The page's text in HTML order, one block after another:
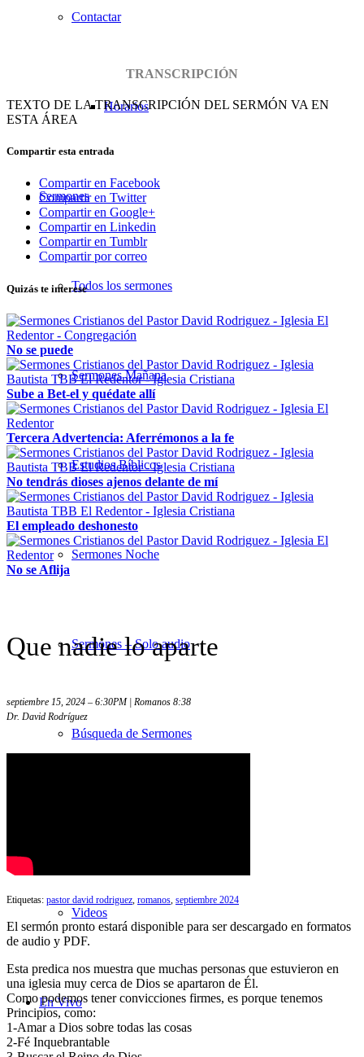
Contactar
Horarios
Sermones
Todos los sermones
Sermones Mañana
Estudios Bíblicos
Sermones Noche
Sermones – Solo audio
Búsqueda de Sermones
Videos
En Vivo
TRANSCRIPCIÓN
TEXTO DE LA TRANSCRIPCIÓN DEL SERMÓN VA EN
ESTA ÁREA
Compartir esta entrada
Compartir en Facebook
Compartir en Twitter
Compartir en Google+
Compartir en Linkedin
Compartir en Tumblr
Compartir por correo
Quizás te interese
No se puede
Sube a Bet-el y quédate allí
Tercera Advertencia: Aferrémonos a la fe
No tendrás dioses ajenos delante de mí
El empleado deshonesto
No se Aflija
Que nadie lo aparte
septiembre 15, 2024 – 6:30PM | Romanos 8:38
Dr. David Rodríguez
Etiquetas: pastor david rodriguez romanos septiembre 2024
El sermón pronto estará disponible para ser descargado en formatos
de audio y PDF.
Esta predica nos muestra que muchas personas que estuvieron en
una iglesia muy cerca de Dios se apartaron de Él.
Como podemos tener convicciones firmes, es porque tenemos
Principios, como:
1-Amar a Dios sobre todas las cosas
2-Fé Inquebrantable